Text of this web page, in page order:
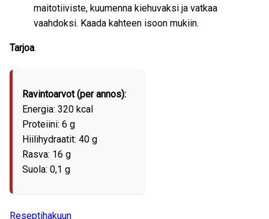
maitotiiviste, kuumenna kiehuvaksi ja vatkaa
vaahdoksi. Kaada kahteen isoon mukiin.
Tarjoa.
Ravintoarvot (per annos):
Energia: 320 kcal
Proteiini: 6 g
Hiilihydraatit: 40 g
Rasva: 16 g
Suola: 0,1 g
Reseptihakuun